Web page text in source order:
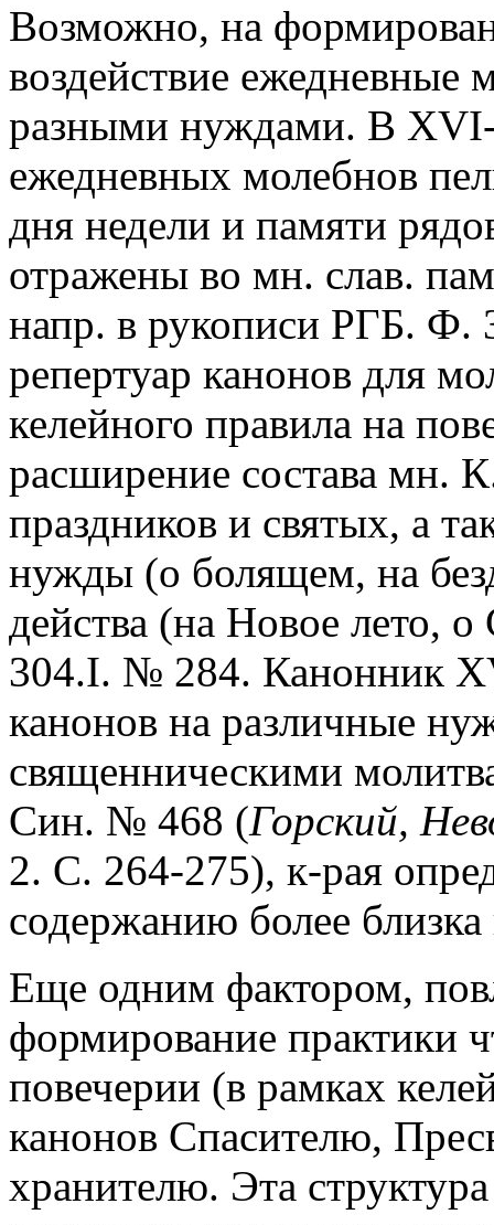
Возможно, на
воздействие ежедневные
разными нуждами. В
ежедневных молебнов
дня недели и памяти
отражены во мн. слав.
напр. в рукописи РГБ.
репертуар канонов для
келейного правила на
расширение состава мн.
праздников и святых, а
нужды (о болящем, на
действа (на Новое лето,
304.I. № 284. Канонник
канонов на различные
священническими
Син. № 468 (Горский,
2. С. 264-275), к-рая
содержанию более
Еще одним фактором,
формирование практики
повечерии (в рамках
канонов Спасителю,
хранителю. Эта